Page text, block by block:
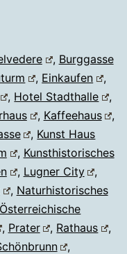
, Burggasse
, Einkaufen
,
, Hotel Stadthalle
,
, Kaffeehaus
,
, Kunst Haus
, Kunsthistorisches
, Lugner City
,
, Naturhistorisches
Österreichische
, Prater , Rathaus
,
,